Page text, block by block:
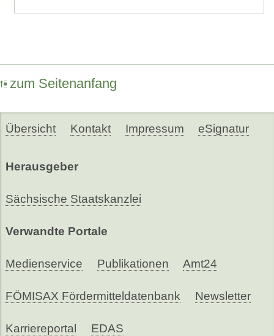
zum Seitenanfang
Übersicht Kontakt Impressum eSignatur
Herausgeber
Sächsische Staatskanzlei
Verwandte Portale
Medienservice Publikationen Amt24
FÖMISAX Fördermitteldatenbank Newsletter
Karriereportal EDAS